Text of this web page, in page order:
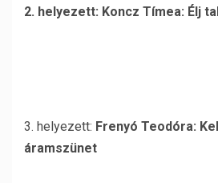
2. helyezett: Koncz Tímea: Élj
3. helyezett: Frenyó Teodóra:
áramszünet